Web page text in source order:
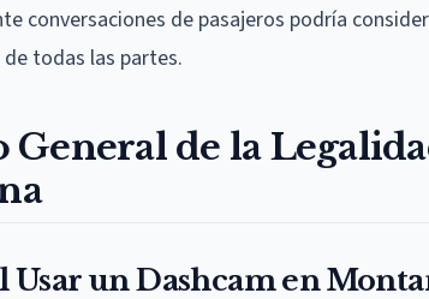
conversaciones de pasajeros podría
todas las partes.
General de la
Usar un Dashcam en